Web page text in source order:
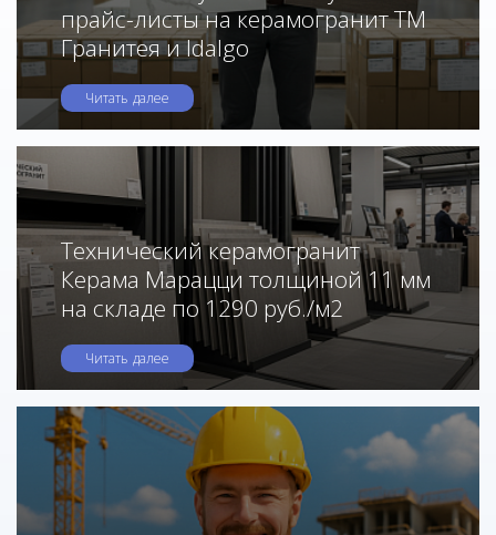
прайс-листы на керамогранит ТМ
Гранитея и Idalgo
Читать далее
Технический керамогранит
Керама Марацци толщиной 11 мм
на складе по 1290 руб./м2
Читать далее